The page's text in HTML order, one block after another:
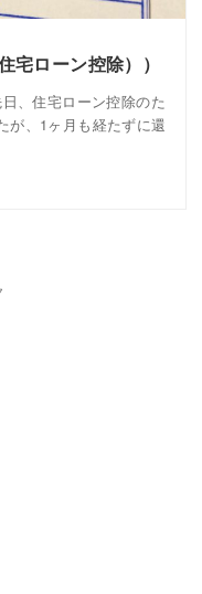
宅ローン控除））
、住宅ローン控除のた
が、1ヶ月も経たずに還